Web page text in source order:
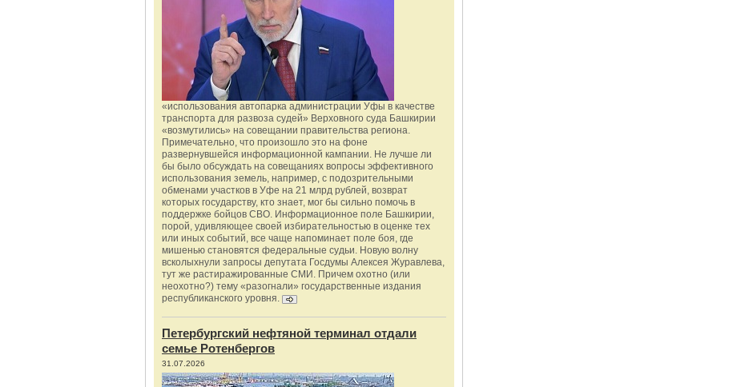
«использования автопарка администрации Уфы в качестве
транспорта для развоза судей» Верховного суда Башкирии
«возмутились» на совещании правительства региона.
Примечательно, что произошло это на фоне
развернувшейся информационной кампании. Не лучше ли
бы было обсуждать на совещаниях вопросы эффективного
использования земель, например, с подозрительными
обменами участков в Уфе на 21 млрд рублей, возврат
которых государству, кто знает, мог бы сильно помочь в
поддержке бойцов СВО. Информационное поле Башкирии,
порой, удивляющее своей избирательностью в оценке тех
или иных событий, все чаще напоминает поле боя, где
мишенью становятся федеральные судьи. Новую волну
всколыхнули запросы депутата Госдумы Алексея Журавлева,
тут же растиражированные СМИ. Причем охотно (или
неохотно?) тему «разогнали» государственные издания
республиканского уровня.
Петербургский нефтяной терминал отдали
семье Ротенбергов
31.07.2026